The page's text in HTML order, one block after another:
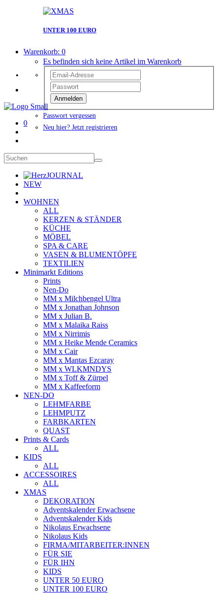
UNTER 100 EURO
Warenkorb: 0
Es befinden sich keine Artikel im Warenkorb
Anmelden
Passwort vergessen
Neu hier? Jetzt registrieren
0
JOURNAL
NEW
WOHNEN
ALL
KERZEN & STÄNDER
KÜCHE
MÖBEL
SPA & CARE
VASEN & BLUMENTÖPFE
TEXTILIEN
Minimarkt Editions
Prints
Nen-Do
MM x Milchbengel Ultra
MM x Jonathan Johnson
MM x Julian B.
MM x Malaika Raiss
MM x Nirrimis
MM x Heike Mende Ceramics
MM x Cair
MM x Mantas Ezcaray
MM x WLKMNDYS
MM x Toff & Zürpel
MM x Kaffeeform
NEN-DO
LEHMFARBE
LEHMPUTZ
FARBKARTEN
QUAST
Prints & Cards
ALL
KIDS
ALL
ACCESSOIRES
ALL
XMAS
DEKORATION
Adventskalender Erwachsene
Adventskalender Kids
Nikolaus Erwachsene
Nikolaus Kids
FIRMA/MITARBEITER:INNEN
FÜR SIE
FÜR IHN
KIDS
UNTER 50 EURO
UNTER 100 EURO